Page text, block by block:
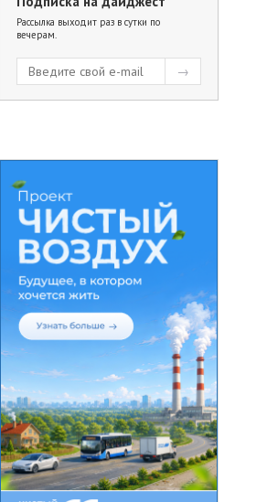
Рассылка выходит раз в сутки по
вечерам.